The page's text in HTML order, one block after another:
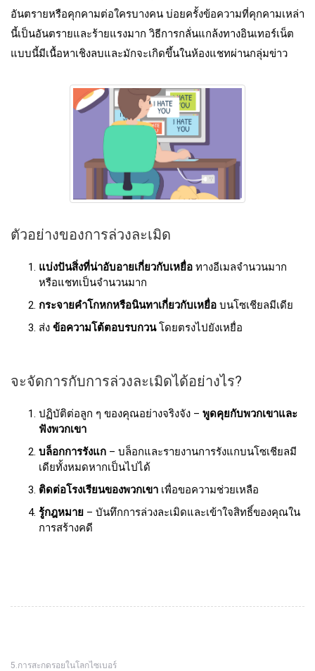
อันตรายหรือคุกคามต่อใครบางคน บ่อยครั้งข้อความที่คุกคามเหล่า
นี้เป็นอันตรายและร้ายแรงมาก วิธีการกลั่นแกล้งทางอินเทอร์เน็ต
แบบนี้มีเนื้อหาเชิงลบและมักจะเกิดขึ้นในห้องแชทผ่านกลุ่มข่าว
ตัวอย่างของการล่วงละเมิด
แบ่งปันสิ่งที่น่าอับอายเกี่ยวกับเหยื่อ ทางอีเมลจํานวนมาก
หรือแชทเป็นจํานวนมาก
กระจายคําโกหกหรือนินทาเกี่ยวกับเหยื่อ บนโซเชียลมีเดีย
ส่ง ข้อความโต้ตอบรบกวนโดยตรงไปยังเหยื่อ
จะจัดการกับการล่วงละเมิดได้อย่างไร?
ปฏิบัติต่อลูก ๆ ของคุณอย่างจริงจัง – พูดคุยกับพวกเขาและ
ฟังพวกเขา
บล็อกการรังแก – บล็อกและรายงานการรังแกบนโซเชียลมี
เดียทั้งหมดหากเป็นไปได้
ติดต่อโรงเรียนของพวกเขา เพื่อขอความช่วยเหลือ
รู้กฎหมาย – บันทึกการล่วงละเมิดและเข้าใจสิทธิ์ของคุณใน
การสร้างคดี
5.การสะกดรอยในโลกไซเบอร์